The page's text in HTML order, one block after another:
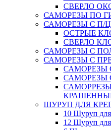
СВЕРЛО
САМОРЕЗЫ ПО
САМОРЕЗЫ С П/
ОСТРЫЕ
СВЕРЛО
САМОРЕЗЫ С
САМОРЕЗЫ С
САМОРЕЗЫ
САМОРЕЗЫ
ШУРУП ДЛЯ
10 Шуруп для
12 Шуруп для